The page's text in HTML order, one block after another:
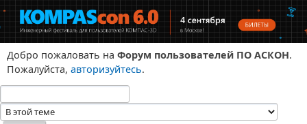
Добро пожаловать на Форум пользователей ПО АСКОН.
Пожалуйста, авторизуйтесь.